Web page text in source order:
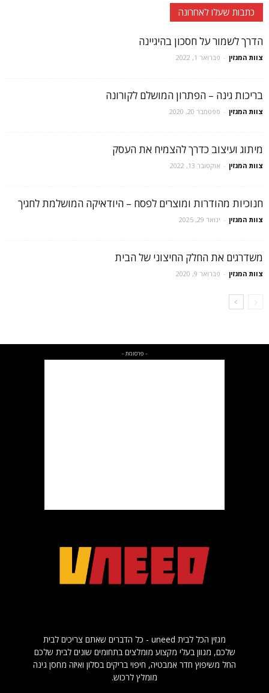
כתבות שעלו לאחרונה
הדרך לשמור על חסכון בהיגיינה
צוות המגזין - פברואר 1, 2022
בריכות גינה – הפתרון המושלם לקורונה
צוות המגזין - ספטמבר 20, 2020
מיתוג ועיצוב כדרך להצמיח את העסק
צוות המגזין - אוקטובר 13, 2022
חנוכיות מהודרות ומוצרים לפסח – היודאיקה המושלמת לחגיך
צוות המגזין - ינואר 29, 2025
משדרגים את החלק החיצוני של הבית
צוות המגזין - פברואר 9, 2020
- פרסומת -
מגזין הכל לבית uneed - כל הדברים שאתם צריכים לבית
שלכם, מגוון בעלי מקצוע מומלצים בתחומים שונים לבית שלכם
החל משיפוץ חדר אמבטיה, חיפוי בריקים בסלון ואיזה מחסן גינה
מומלץ לרכוש.